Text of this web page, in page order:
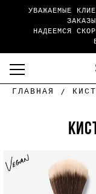
УВАЖАЕМЫЕ
НАДЕЕМСЯ
menu
ГЛАВНАЯ /